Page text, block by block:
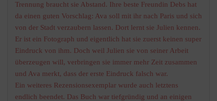
Trennung braucht sie Abstand. Ihre beste Freundin Debs hat
da einen guten Vorschlag: Ava soll mit ihr nach Paris und sich
von der Stadt verzaubern lassen. Dort lernt sie Julien kennen.
Er ist ein Fotograph und eigentlich hat sie zuerst keinen super
Eindruck von ihm. Doch weil Julien sie von seiner Arbeit
überzeugen will, verbringen sie immer mehr Zeit zusammen
und Ava merkt, dass der erste Eindruck falsch war.
Ein weiteres Rezensionsexemplar wurde auch letztens
endlich beendet. Das Buch war tiefgründig und an einigen